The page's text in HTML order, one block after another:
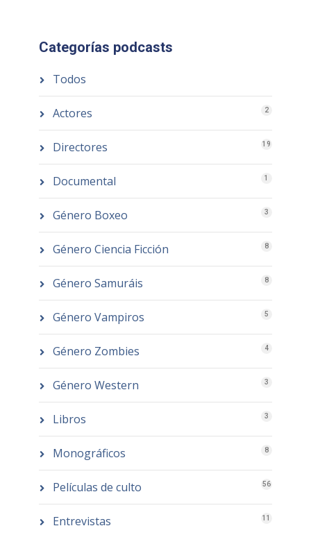
Categorías podcasts
Todos
Actores 2
Directores 19
Documental 1
Género Boxeo 3
Género Ciencia Ficción 8
Género Samuráis 8
Género Vampiros 5
Género Zombies 4
Género Western 3
Libros 3
Monográficos 8
Películas de culto 56
Entrevistas 11